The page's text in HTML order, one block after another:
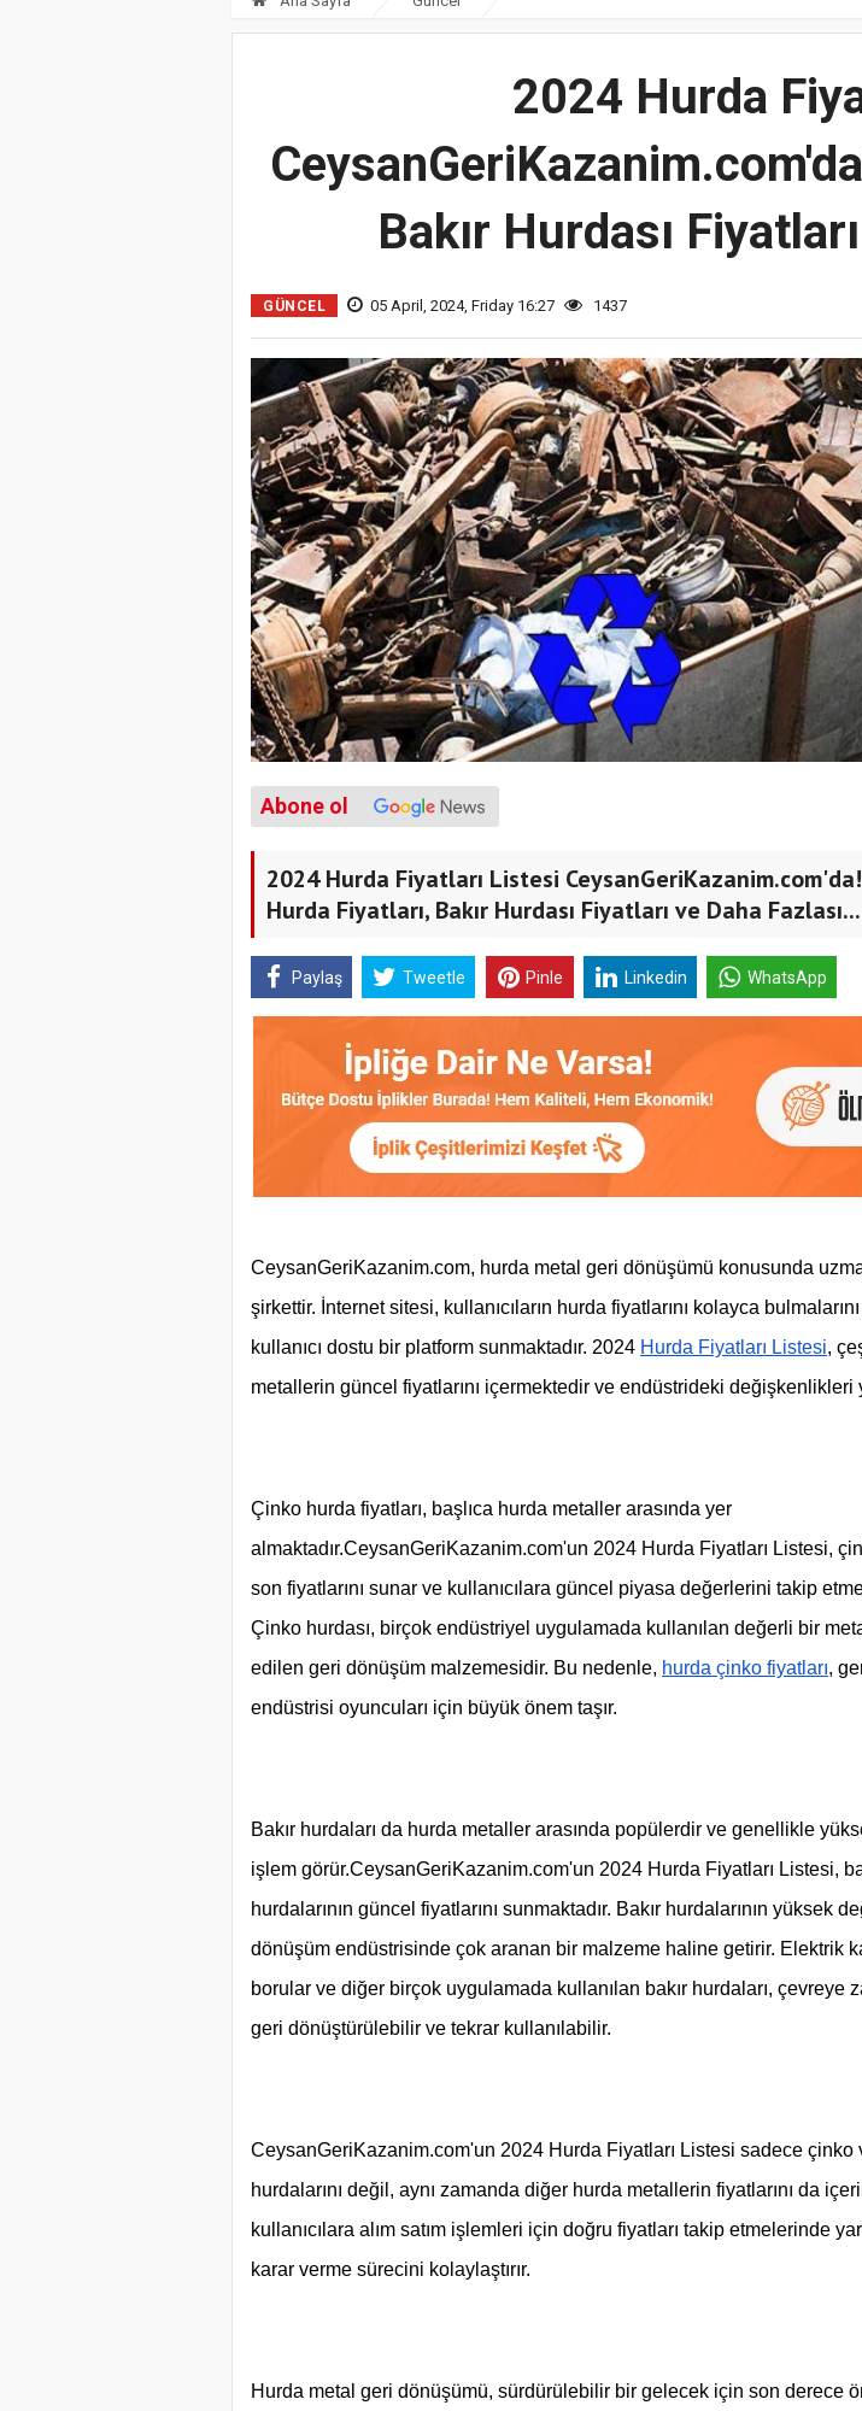
2024 Hurda
Bakır Hurdası
GÜNCEL 05 April, 2024, Friday 16:27 1437
Abone ol
2024 Hurda Fiyatları Listesi
Hurda Fiyatları, Bakır Hurdası Fiyatları ve Daha Fazlası...
Paylaş Tweetle Pinle Linkedin WhatsApp
CeysanGeriKazanim.com, hurda metal geri dönüşümü konusunda
şirkettir. İnternet sitesi, kullanıcıların hurda fiyatlarını kolayca
kullanıcı dostu bir platform sunmaktadır. 2024 Hurda Fiyatları Listesi,
metallerin güncel fiyatlarını içermektedir ve endüstrideki değişkenlikleri
Çinko hurda fiyatları, başlıca hurda metaller arasında yer
almaktadır.CeysanGeriKazanim.com'un 2024 Hurda Fiyatları Listesi,
son fiyatlarını sunar ve kullanıcılara güncel piyasa değerlerini takip
Çinko hurdası, birçok endüstriyel uygulamada kullanılan değerli bir
edilen geri dönüşüm malzemesidir. Bu nedenle, hurda çinko fiyatları,
endüstrisi oyuncuları için büyük önem taşır.
Bakır hurdaları da hurda metaller arasında popülerdir ve genellikle
işlem görür.CeysanGeriKazanim.com'un 2024 Hurda Fiyatları Listesi,
hurdalarının güncel fiyatlarını sunmaktadır. Bakır hurdalarının yüksek
dönüşüm endüstrisinde çok aranan bir malzeme haline getirir. Elektrik
borular ve diğer birçok uygulamada kullanılan bakır hurdaları, çevreye
geri dönüştürülebilir ve tekrar kullanılabilir.
CeysanGeriKazanim.com'un 2024 Hurda Fiyatları Listesi sadece çinko
hurdalarını değil, aynı zamanda diğer hurda metallerin fiyatlarını da
kullanıcılara alım satım işlemleri için doğru fiyatları takip etmelerinde
karar verme sürecini kolaylaştırır.
Hurda metal geri dönüşümü, sürdürülebilir bir gelecek için son derece